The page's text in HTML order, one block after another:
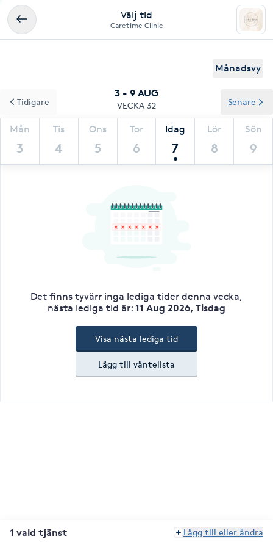
Välj tid
Caretime Clinic
Månadsvy
3 - 9 AUG
VECKA 32
Mån
3
Tis
4
Ons
5
Tor
6
Idag
7
Lör
8
Sön
9
Tidigare Senare
Det finns tyvärr inga lediga tider denna vecka,
nästa lediga tid är: 11 Aug 2026, Tisdag
Lägg till väntelista
Visa nästa lediga tid
1 vald tjänst Lägg till eller ändra